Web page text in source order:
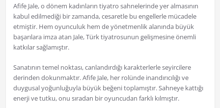
Afife Jale, o dönem kadınların tiyatro sahnelerinde yer almasının
kabul edilmediği bir zamanda, cesaretle bu engellerle mücadele
etmiştir. Hem oyunculuk hem de yönetmenlik alanında büyük
başarılara imza atan Jale, Türk tiyatrosunun gelişmesine önemli
katkılar sağlamıştır.
Sanatının temel noktası, canlandırdığı karakterlerle seyircilere
derinden dokunmaktır. Afife Jale, her rolünde inandırıcılığı ve
duygusal yoğunluğuyla büyük beğeni toplamıştır. Sahneye kattığı
enerji ve tutku, onu sıradan bir oyuncudan farklı kılmıştır.